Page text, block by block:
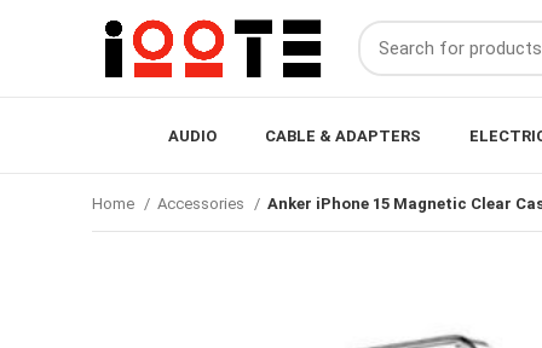
AUDIO CABLE & ADAPTERS
Home Accessories Anker iPhone 15 Magnetic Clear